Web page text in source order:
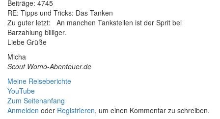
Beiträge: 4745
RE: Tipps und Tricks: Das Tanken
Zu guter letzt: An manchen Tankstellen ist der Sprit bei
Barzahlung billiger.
Liebe Grüße
Micha
Scout Womo-Abenteuer.de
Meine Reiseberichte
YouTube
Zum Seitenanfang
Anmelden oder Registrieren, um einen Kommentar zu schreiben.